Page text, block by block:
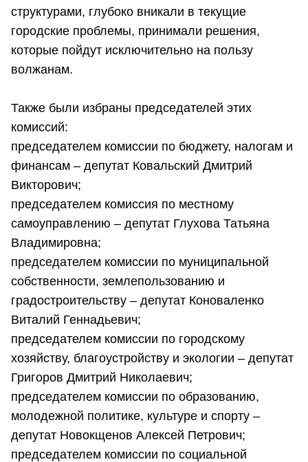
структурами, глубоко вникали в текущие
городские проблемы, принимали решения,
которые пойдут исключительно на пользу
волжанам.
Также были избраны председателей этих
комиссий:
председателем комиссии по бюджету, налогам и
финансам – депутат Ковальский Дмитрий
Викторович;
председателем комиссия по местному
самоуправлению – депутат Глухова Татьяна
Владимировна;
председателем комиссии по муниципальной
собственности, землепользованию и
градостроительству – депутат Коноваленко
Виталий Геннадьевич;
председателем комиссии по городскому
хозяйству, благоустройству и экологии – депутат
Григоров Дмитрий Николаевич;
председателем комиссии по образованию,
молодежной политике, культуре и спорту –
депутат Новокщенов Алексей Петрович;
председателем комиссии по социальной